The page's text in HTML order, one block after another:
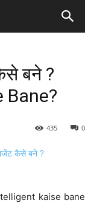
बने ?
Bane?
0
435
kaise bane